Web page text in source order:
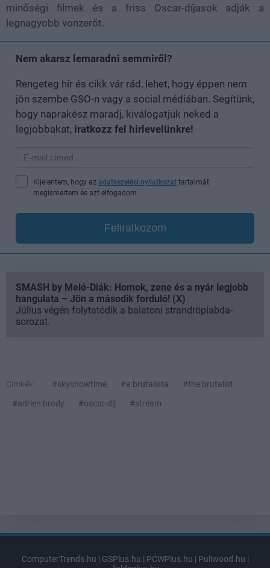
minőségi filmek és a friss Oscar-díjasok adják a
legnagyobb vonzerőt.
Nem akarsz lemaradni semmiről?
Rengeteg hír és cikk vár rád, lehet, hogy éppen nem
jön szembe GSO-n vagy a social médiában. Segítünk,
hogy naprakész maradj, kiválogatjuk neked a
legjobbakat, iratkozz fel hírlevelünkre!
Kijelentem, hogy az adatkezelési nyilatkozat tartalmát
megismertem és azt elfogadom.
Feliratkozom
SMASH by Meló-Diák: Homok, zene és a nyár legjobb
hangulata – Jön a második forduló! (X)
Július végén folytatódik a balatoni strandröplabda-
sorozat.
Címkék: #skyshowtime #a brutalista
#the brutalist
#adrien brody
#oscar-díj #stream
ComputerTrends.hu | GSPlus.hu | PCWPlus.hu | Puliwood.hu |